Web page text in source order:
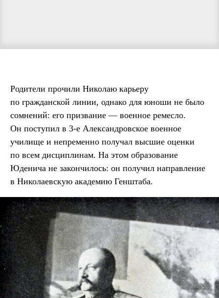
Родители прочили Николаю карьеру
по гражданской линии, однако для юноши не было
сомнений: его призвание — военное ремесло.
Он поступил в 3-е Александровское военное
училище и непременно получал высшие оценки
по всем дисциплинам. На этом образование
Юденича не закончилось: он получил направление
в Николаевскую академию Генштаба.